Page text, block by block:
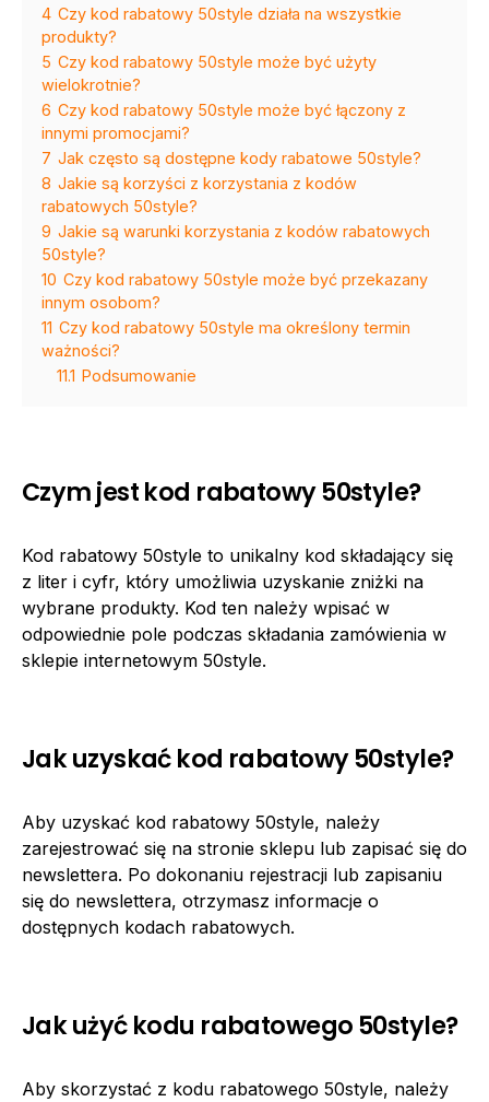
4 Czy kod rabatowy 50style działa na wszystkie
produkty?
5 Czy kod rabatowy 50style może być użyty
wielokrotnie?
6 Czy kod rabatowy 50style może być łączony z
innymi promocjami?
7 Jak często są dostępne kody rabatowe 50style?
8 Jakie są korzyści z korzystania z kodów
rabatowych 50style?
9 Jakie są warunki korzystania z kodów rabatowych
50style?
10 Czy kod rabatowy 50style może być przekazany
innym osobom?
11 Czy kod rabatowy 50style ma określony termin
ważności?
11.1 Podsumowanie
Czym jest kod rabatowy 50style?
Kod rabatowy 50style to unikalny kod składający się
z liter i cyfr, który umożliwia uzyskanie zniżki na
wybrane produkty. Kod ten należy wpisać w
odpowiednie pole podczas składania zamówienia w
sklepie internetowym 50style.
Jak uzyskać kod rabatowy 50style?
Aby uzyskać kod rabatowy 50style, należy
zarejestrować się na stronie sklepu lub zapisać się do
newslettera. Po dokonaniu rejestracji lub zapisaniu
się do newslettera, otrzymasz informacje o
dostępnych kodach rabatowych.
Jak użyć kodu rabatowego 50style?
Aby skorzystać z kodu rabatowego 50style, należy